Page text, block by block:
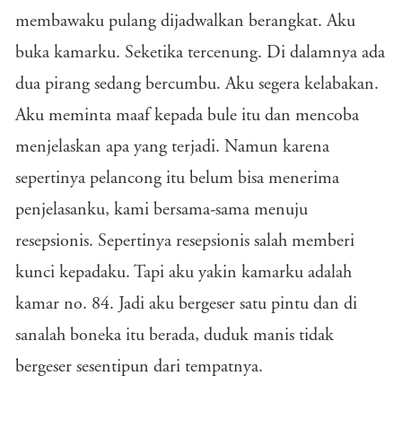
membawaku pulang dijadwalkan berangkat. Aku
buka kamarku. Seketika tercenung. Di dalamnya ada
dua pirang sedang bercumbu. Aku segera kelabakan.
Aku meminta maaf kepada bule itu dan mencoba
menjelaskan apa yang terjadi. Namun karena
sepertinya pelancong itu belum bisa menerima
penjelasanku, kami bersama-sama menuju
resepsionis. Sepertinya resepsionis salah memberi
kunci kepadaku. Tapi aku yakin kamarku adalah
kamar no. 84. Jadi aku bergeser satu pintu dan di
sanalah boneka itu berada, duduk manis tidak
bergeser sesentipun dari tempatnya.